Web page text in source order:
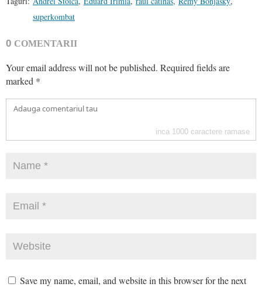
superkombat
0 COMENTARII
Your email address will not be published. Required fields are
marked *
inca 1000 caractere ramase
Save my name, email, and website in this browser for the next